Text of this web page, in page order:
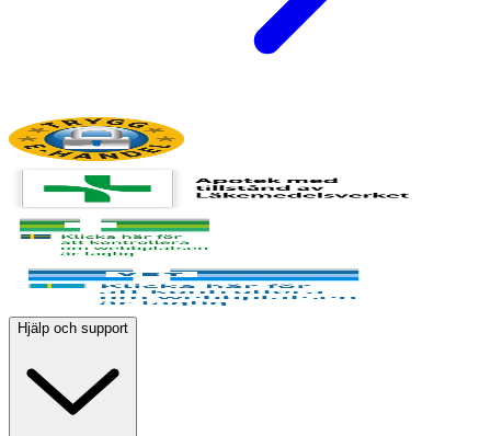
Hjälp och support